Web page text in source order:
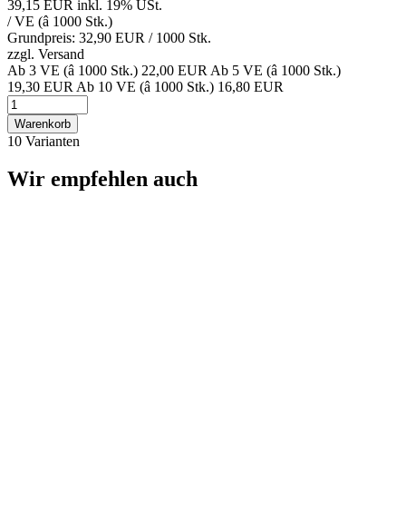
39,15 EUR inkl. 19% USt.
/ VE (â 1000 Stk.)
Grundpreis: 32,90 EUR / 1000 Stk.
zzgl. Versand
Ab 3 VE (â 1000 Stk.) 22,00 EUR Ab 5 VE (â 1000 Stk.)
19,30 EUR Ab 10 VE (â 1000 Stk.) 16,80 EUR
Warenkorb
10 Varianten
Wir empfehlen auch